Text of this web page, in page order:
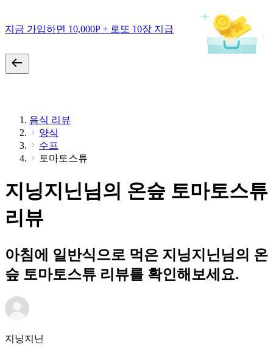
지금 가입하면 10,000P + 로또 10장 지급
음식 리뷰
양식
수프
토마토스튜
지닝지닌님의 온슾 토마토스튜
리뷰
아침에 일반식으로 먹은 지닝지닌님의 온
슾 토마토스튜 리뷰를 확인해보세요.
지닝지닌